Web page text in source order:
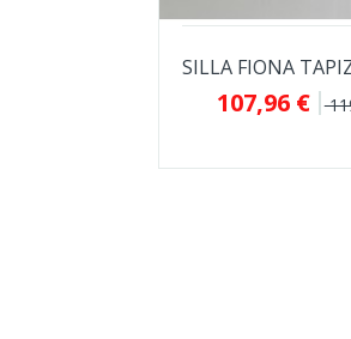
107,96 €